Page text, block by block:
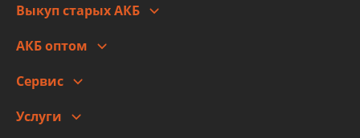
Оплата
Гарантии и возврат
Выкуп старых АКБ
АКБ оптом
Сервис
Заправка кондиционера авто
Услуги